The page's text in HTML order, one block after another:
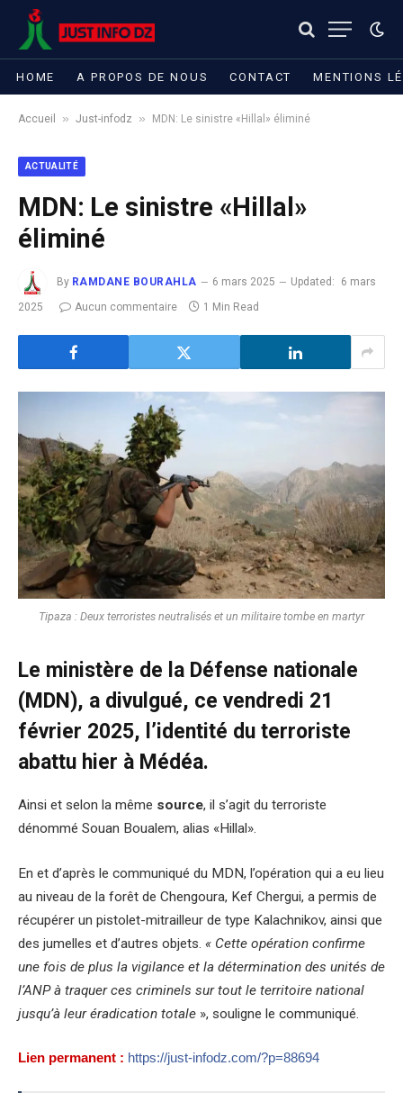
HOME A PROPOS DE NOUS CONTACT MENTIONS
Accueil » Just-infodz » MDN: Le sinistre «Hillal» éliminé
ACTUALITÉ
MDN: Le sinistre «Hillal»
éliminé
By RAMDANE BOURAHLA 6 mars 2025 Updated:
6 mars
2025
Aucun commentaire 1 Min Read
Tipaza : Deux terroristes neutralisés et un militaire tombe en martyr
Le ministère de la Défense nationale
(MDN), a divulgué, ce vendredi 21
février 2025, l’identité du terroriste
abattu hier à Médéa.
Ainsi et selon la même source, il s’agit du terroriste
dénommé Souan Boualem, alias «Hillal».
En et d’après le communiqué du MDN, l’opération qui a eu lieu
au niveau de la forêt de Chengoura, Kef Chergui, a permis de
récupérer un pistolet-mitrailleur de type Kalachnikov, ainsi que
des jumelles et d’autres objets. « Cette opération confirme
une fois de plus la vigilance et la détermination des unités de
l’ANP à traquer ces criminels sur tout le territoire national
jusqu’à leur éradication totale », souligne le communiqué.
Lien permanent : https://just-infodz.com/?p=88694